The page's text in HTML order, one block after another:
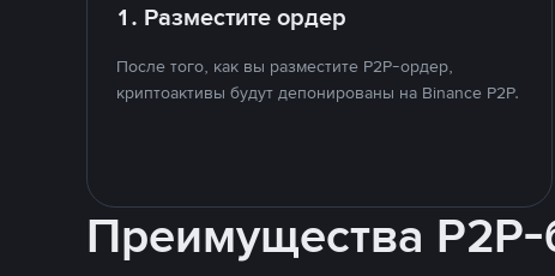
1. Разместите ордер
После того, как вы разместите P2P-ордер,
криптоактивы будут депонированы на Binance P2P.
Преимущества